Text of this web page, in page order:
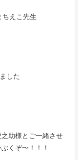
ちえこ先生
した
助様とご一緒させ
くぞ〜！！！